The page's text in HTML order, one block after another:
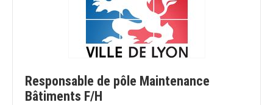
Responsable de pôle Maintenance
Bâtiments F/H